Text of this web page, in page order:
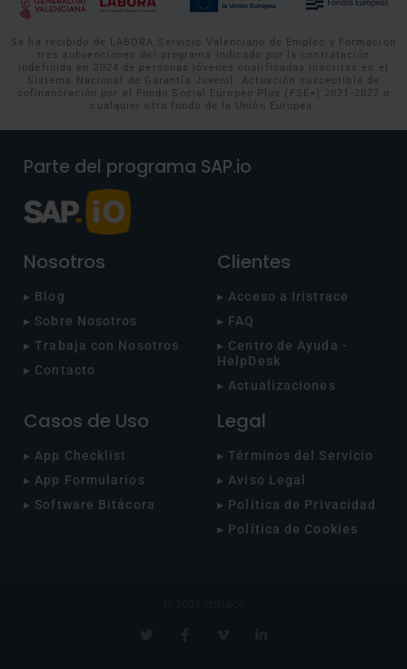
Se ha recibido de LABORA Servicio Valenciano de Empleo y Formación
tres subvenciones del programa indicado por la contratación
indefinida en 2024 de personas jóvenes cualificadas inscritas en el
Sistema Nacional de Garantía Juvenil. Actuación susceptible de
cofinanciación por el Fondo Social Europeo Plus (FSE+) 2021-2027 o
cualquier otro fondo de la Unión Europea.
Parte del programa SAP.io
Nosotros
▸ Blog
▸ Sobre Nosotros
▸ Trabaja con Nosotros
▸ Contacto
Clientes
▸ Acceso a Iristrace
▸ FAQ
▸ Centro de Ayuda -
HelpDesk
▸ Actualizaciones
Casos de Uso
▸ App Checklist
▸ App Formularios
▸ Software Bitácora
Legal
▸ Términos del Servicio
▸ Aviso Legal
▸ Política de Privacidad
▸ Política de Cookies